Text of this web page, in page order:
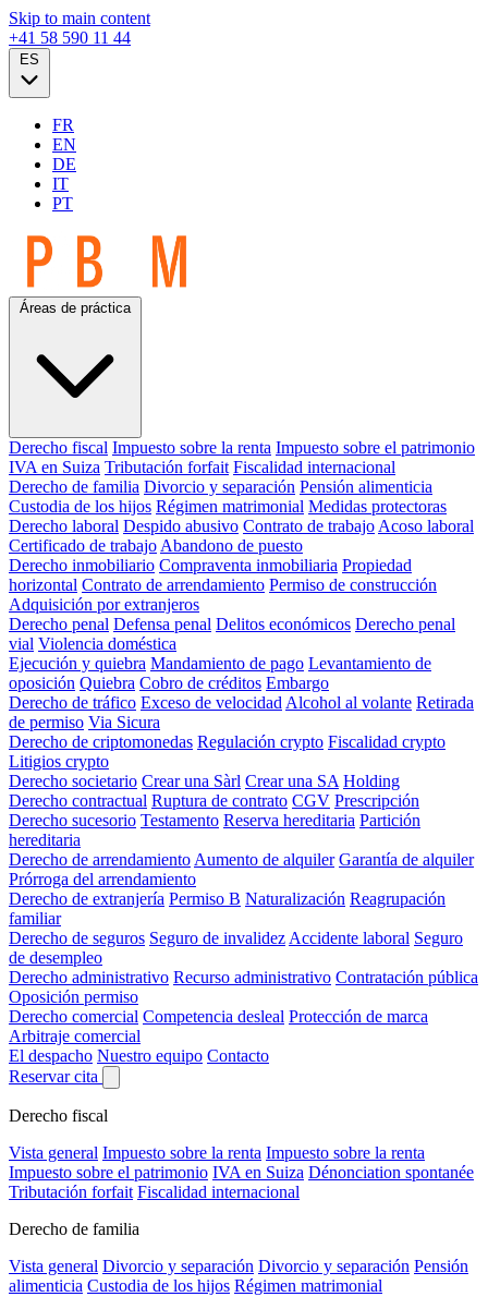
Skip to main content
+41 58 590 11 44
FR
EN
DE
IT
PT
Áreas de práctica
Derecho fiscal Impuesto sobre la renta Impuesto sobre el patrimonio
IVA en Suiza Tributación forfait Fiscalidad internacional
Derecho de familia Divorcio y separación Pensión alimenticia
Custodia de los hijos Régimen matrimonial Medidas protectoras
Derecho laboral Despido abusivo Contrato de trabajo Acoso laboral
Certificado de trabajo Abandono de puesto
Derecho inmobiliario Compraventa inmobiliaria Propiedad
horizontal Contrato de arrendamiento Permiso de construcción
Adquisición por extranjeros
Derecho penal Defensa penal Delitos económicos Derecho penal
vial Violencia doméstica
Ejecución y quiebra Mandamiento de pago Levantamiento de
oposición Quiebra Cobro de créditos Embargo
Derecho de tráfico Exceso de velocidad Alcohol al volante Retirada
de permiso Via Sicura
Derecho de criptomonedas Regulación crypto Fiscalidad crypto
Litigios crypto
Derecho societario Crear una Sàrl Crear una SA Holding
Derecho contractual Ruptura de contrato CGV Prescripción
Derecho sucesorio Testamento Reserva hereditaria Partición
hereditaria
Derecho de arrendamiento Aumento de alquiler Garantía de alquiler
Prórroga del arrendamiento
Derecho de extranjería Permiso B Naturalización Reagrupación
familiar
Derecho de seguros Seguro de invalidez Accidente laboral Seguro
de desempleo
Derecho administrativo Recurso administrativo Contratación pública
Oposición permiso
Derecho comercial Competencia desleal Protección de marca
Arbitraje comercial
El despacho Nuestro equipo Contacto
Reservar cita
Derecho fiscal
Vista general Impuesto sobre la renta Impuesto sobre la renta
Impuesto sobre el patrimonio IVA en Suiza Dénonciation spontanée
Tributación forfait Fiscalidad internacional
Derecho de familia
Vista general Divorcio y separación Divorcio y separación Pensión
alimenticia Custodia de los hijos Régimen matrimonial